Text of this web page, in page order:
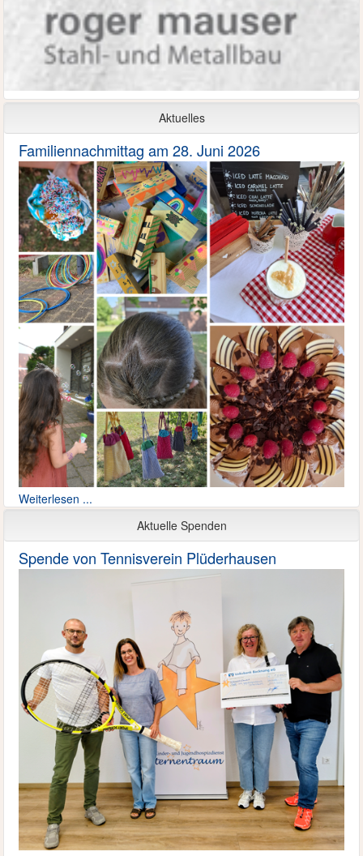
Aktuelles
Familiennachmittag am 28. Juni 2026
Weiterlesen ...
Aktuelle Spenden
Spende von Tennisverein Plüderhausen